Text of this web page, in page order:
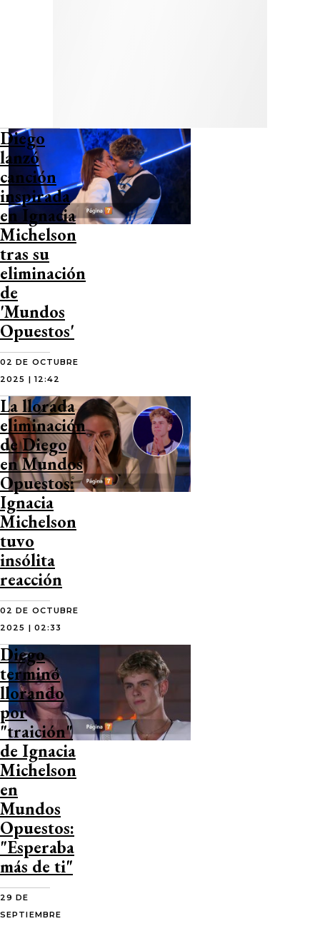
Diego
lanzó
canción
inspirada
en Ignacia
Michelson
tras su
eliminación
de
'Mundos
Opuestos'
02 DE OCTUBRE
2025 | 12:42
La llorada
eliminación
de Diego
en Mundos
Opuestos:
Ignacia
Michelson
tuvo
insólita
reacción
02 DE OCTUBRE
2025 | 02:33
Diego
terminó
llorando
por
"traición"
de Ignacia
Michelson
en
Mundos
Opuestos:
"Esperaba
más de ti"
29 DE
SEPTIEMBRE